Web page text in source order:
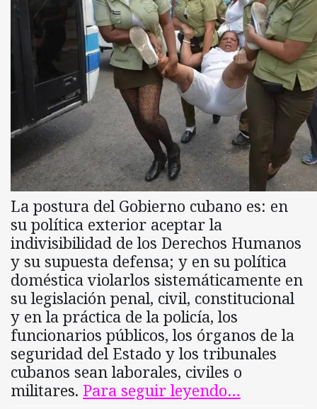
La postura del Gobierno cubano es: en
su política exterior aceptar la
indivisibilidad de los Derechos Humanos
y su supuesta defensa; y en su política
doméstica violarlos sistemáticamente en
su legislación penal, civil, constitucional
y en la práctica de la policía, los
funcionarios públicos, los órganos de la
seguridad del Estado y los tribunales
cubanos sean laborales, civiles o
militares. Para seguir leyendo…